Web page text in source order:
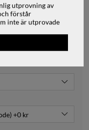
utprovning av
förstår
inte är utprovade